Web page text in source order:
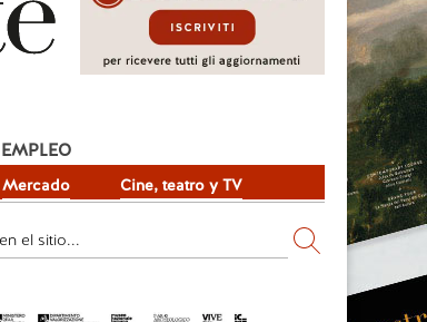
Mercado Cine, teatro y TV
EMPLEO